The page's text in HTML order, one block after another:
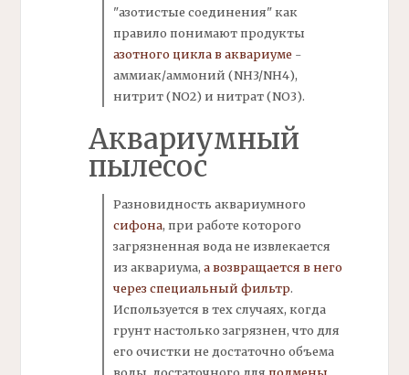
"азотистые соединения"как
правило понимают продукты
азотного цикла в аквариуме -
аммиак/аммоний (NH3/NH4),
нитрит (NO2) и нитрат (NO3).
Аквариумный
пылесос
Разновидность аквариумного
сифона, при работе которого
загрязненная вода не извлекается
из аквариума,а возвращается в него
через специальный фильтр.
Используется в тех случаях, когда
грунт настолько загрязнен, что для
его очистки не достаточно объема